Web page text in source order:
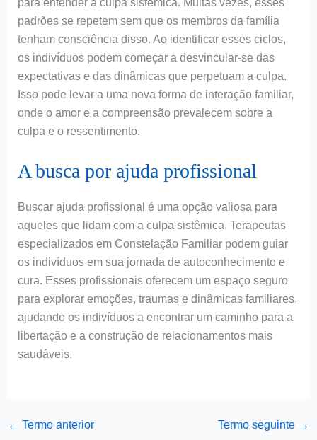
padrões se repetem sem que os membros da família
tenham consciência disso. Ao identificar esses ciclos,
os indivíduos podem começar a desvincular-se das
expectativas e das dinâmicas que perpetuam a culpa.
Isso pode levar a uma nova forma de interação familiar,
onde o amor e a compreensão prevalecem sobre a
culpa e o ressentimento.
A busca por ajuda profissional
Buscar ajuda profissional é uma opção valiosa para
aqueles que lidam com a culpa sistêmica. Terapeutas
especializados em Constelação Familiar podem guiar
os indivíduos em sua jornada de autoconhecimento e
cura. Esses profissionais oferecem um espaço seguro
para explorar emoções, traumas e dinâmicas familiares,
ajudando os indivíduos a encontrar um caminho para a
libertação e a construção de relacionamentos mais
saudáveis.
← Termo anterior Termo seguinte →